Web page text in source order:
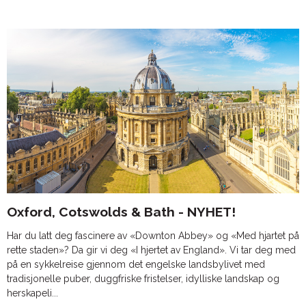
Oxford, Cotswolds & Bath - NYHET!
Har du latt deg fascinere av «Downton Abbey» og «Med hjartet på
rette staden»? Da gir vi deg «I hjertet av England». Vi tar deg med
på en sykkelreise gjennom det engelske landsbylivet med
tradisjonelle puber, duggfriske fristelser, idylliske landskap og
herskapeli...